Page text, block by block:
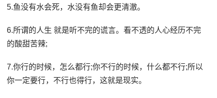
5.鱼没有水会死，水没有鱼却会更清澈。
6.所谓的人生 就是听不完的谎言。看不透的人心经历不完
的酸甜苦辣;
7.你行的时候，怎么都行;你不行的时候，什么都不行;所以
你一定要行，不行也得行，这就是现实。